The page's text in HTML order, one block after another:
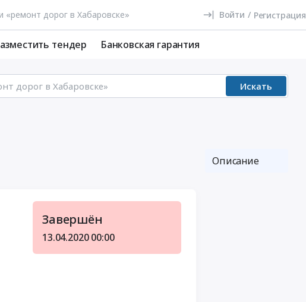
Войти / Регистрация
тендер Банковская гарантия
Искать
Завершён
13.04.2020 00:00
Описание